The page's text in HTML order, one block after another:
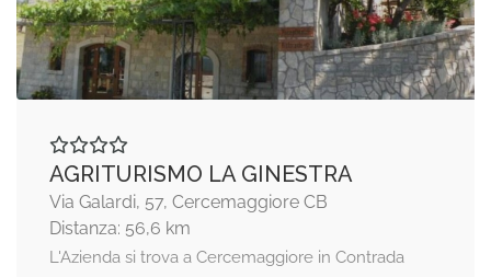
AGRITURISMO LA GINESTRA
Via Galardi, 57, Cercemaggiore CB
Distanza: 56,6 km
L'Azienda si trova a Cercemaggiore in Contrada